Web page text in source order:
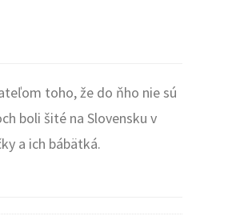
toho, že do ňho nie sú
boli šité na Slovensku v
a ich bábätká.